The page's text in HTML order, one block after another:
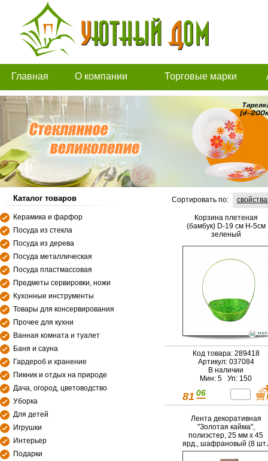
Главная О компании Торговые марки
Каталог товаров
Керамика и фарфор
Посуда из стекла
Посуда из дерева
Посуда металлическая
Посуда пластмассовая
Предметы сервировки, ножи
Кухонные инструменты
Товары для консервирования
Прочее для кухни
Ванная комната и туалет
Баня и сауна
Гардероб и хранение
Пикник и отдых на природе
Дача, огород, цветоводство
Уборка
Для детей
Игрушки
Интерьер
Подарки
Сортировать по:
Корзина плетеная
(бамбук) D-19 см H-5см
зеленый
Код товара: 289418
Артикул: 037084
В наличии
Мин: 5 Уп: 150
81 06
Лента декоративная
"Золотая кайма",
полиэстер, 25 мм х 45
ярд., шафрановый (8
упак.) (ш/к 1830)